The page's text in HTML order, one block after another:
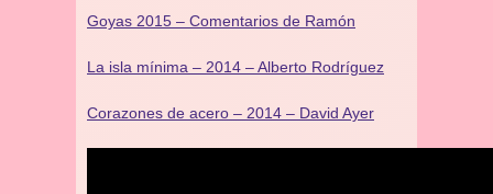
Goyas 2015 – Comentarios de Ramón
La isla mínima – 2014 – Alberto Rodríguez
Corazones de acero – 2014 – David Ayer